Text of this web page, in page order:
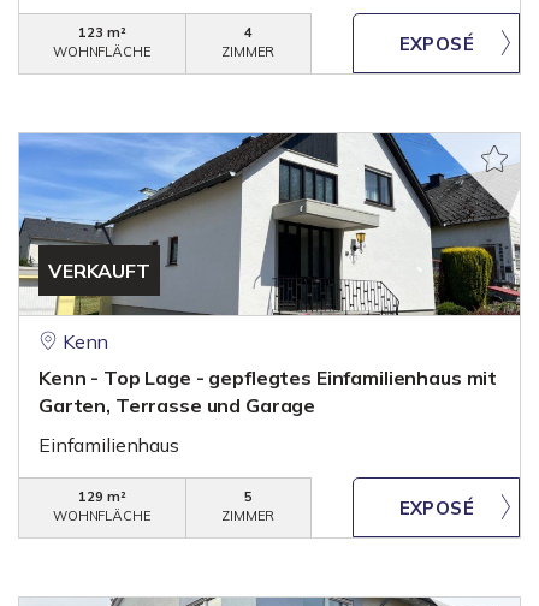
123 m²
WOHNFLÄCHE
4
ZIMMER
VERKAUFT
Kenn
Kenn - Top Lage - gepflegtes Einfamilienhaus mit
Garten, Terrasse und Garage
Einfamilienhaus
129 m²
WOHNFLÄCHE
5
ZIMMER